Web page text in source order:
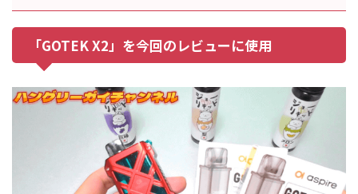
「GOTEK X2」を今回のレビューに使用